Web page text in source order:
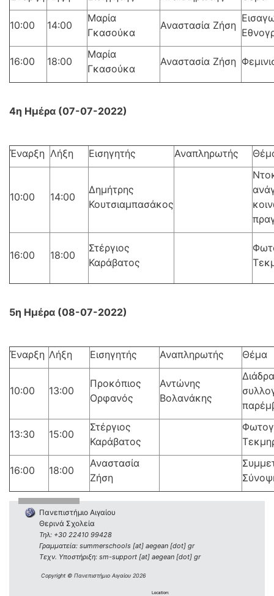
10:00 14:00
Μαρία
Γκασούκα
Αναστασία Ζήση
16:00 18:00
Μαρία
Γκασούκα
Αναστασία Ζήση
4η Ημέρα (07-07-2022)
Έναρξη Λήξη Εισηγητής Αναπληρωτής
10:00 14:00
Δημήτρης
Κουτσιαμπασάκος
16:00 18:00
Στέργιος
Καράβατος
5η Ημέρα (08-07-2022)
Έναρξη Λήξη Εισηγητής Αναπληρωτής Θέμα
10:00 13:00
Προκόπιος
Ορφανός
Αντώνης
Βολανάκης
13:30 15:00
Στέργιος
Καράβατος
16:00 18:00
Αναστασία
Ζήση
Πανεπιστήμιο Αιγαίου
Θερινά Σχολεία
Τηλ: +30 22410 99428
Γραμματεία: summerschools [at] aegean [dot] gr
Τεχν. Υποστήριξη: sm-support [at] aegean [dot] gr
Copyright © Πανεπιστήμιο Αιγαίου 2026